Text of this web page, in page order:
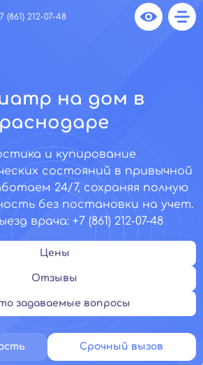
(861) 212-07-48
на дом в
и купирование
состояний в привычной
24/7, сохраняя полную
без постановки на учет.
врача: +7 (861) 212-07-48
Цены
Отзывы
задаваемые вопросы
Срочный вызов